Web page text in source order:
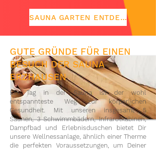
SAUNA GARTEN ENTDECKEN
GUTE GRÜNDE FÜR EINEN
BESUCH DER SAUNA
ERZHAUSEN
Ein Tag in der Sauna ist der wohl
entspannteste Weg zur körperlichen
Gesundheit. Mit unseren insgesamt 5
Saunen, 3 Schwimmbädern, Infrarotkabinen,
Dampfbad und Erlebnisduschen bietet Dir
unsere Wellnessanlage, ähnlich einer Therme
die perfekten Voraussetzungen, um Deiner